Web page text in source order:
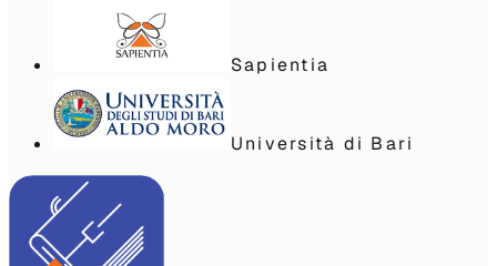
Sapientia
Università di Bari